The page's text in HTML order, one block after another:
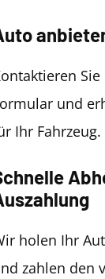
und
Ihr Fahrzeug.
holen Ihr
zahlen den